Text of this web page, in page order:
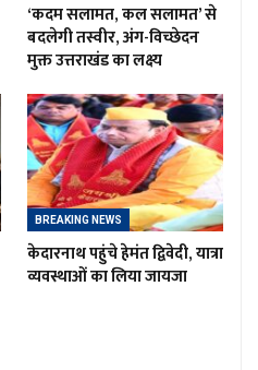
‘कदम सलामत, कल सलामत’ से
बदलेगी तस्वीर, अंग-विच्छेदन
मुक्त उत्तराखंड का लक्ष्य
BREAKING NEWS
केदारनाथ पहुंचे हेमंत द्विवेदी, यात्रा
व्यवस्थाओं का लिया जायजा